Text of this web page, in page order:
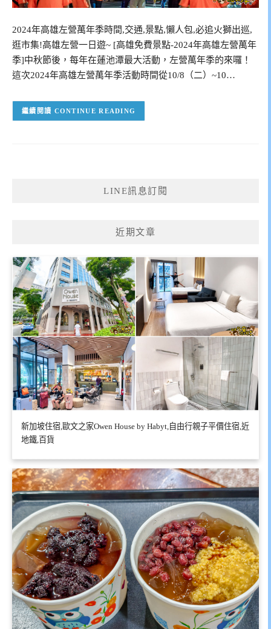
2024年高雄左營萬年季時間,交通,景點,懶人包,必追火獅出巡,
逛市集!高雄左營一日遊~ [高雄免費景點-2024年高雄左營萬年
季]中秋節後，每年在蓮池潭最大活動，左營萬年季的來囉！
這次2024年高雄左營萬年季活動時間從10/8（二）~10…
CONTINUE READING
LINE訊息訂閱
近期文章
新加坡住宿,歐文之家Owen House by Habyt,自由行親子平價住宿,近
地鐵,百貨